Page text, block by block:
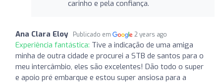
carinho e pela confiança.
Ana Clara Eloy Publicado em 2 years ago
Experiência fantástica: Tive a indicação de uma amiga
minha de outra cidade e procurei a STB de santos para o
meu intercâmbio, eles são excelentes! Dão todo o super
e apoio pré embarque e estou super ansiosa para a